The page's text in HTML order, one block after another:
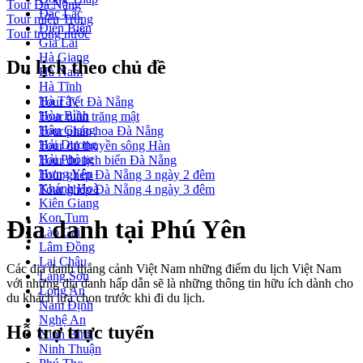
Đắc Lắc
Điện Biên
Gia Lai
Hà Giang
Hà Nam
Hà Tĩnh
Hà Tây
Hòa Bình
Hậu Giang
Hải Dương
Hải Phòng
Hưng Yên
Khánh Hoà
Kiên Giang
Kon Tum
Lào Cai
Lâm Đồng
Lai Châu
Lạng Sơn
Long An
Nam Định
Nghệ An
Ninh Bình
Ninh Thuận
Tour Đà Nẵng
Tour miền Trung
Tour trong nước
Du lịch theo chủ đề
Tour Tết Đà Nẵng
Tour tuần trăng mật
Tour pháo hoa Đà Nẵng
Tour du thuyền sông Hàn
Tour du lịch biển Đà Nẵng
Tour ghép Đà Nẵng 3 ngày 2 đêm
Tour ghép Đà Nẵng 4 ngày 3 đêm
Địa danh tại Phú Yên
Các địa danh thắng cảnh Việt Nam những điểm du lịch Việt Nam
với những địa danh hấp dẫn sẽ là những thông tin hữu ích dành cho
du khách lựa chọn trước khi đi du lịch.
Hỗ trợ trực tuyến